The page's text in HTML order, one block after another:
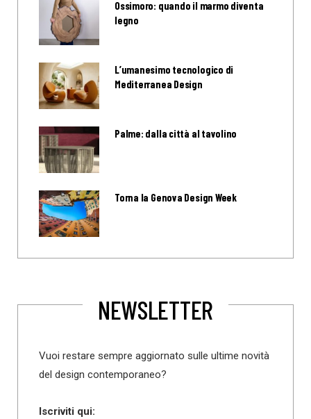
Ossimoro: quando il marmo diventa
legno
L’umanesimo tecnologico di
Mediterranea Design
Palme: dalla città al tavolino
Torna la Genova Design Week
NEWSLETTER
Vuoi restare sempre aggiornato sulle ultime novità
del design contemporaneo?
Iscriviti qui: